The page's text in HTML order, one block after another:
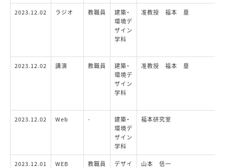
2023.12.02 ラジオ 教職員
建築・
環境デ
ザイン
学科
准教授 福本 塁
2023.12.02 講演 教職員
建築・
環境デ
ザイン
学科
准教授 福本 塁
2023.12.02 Web -
建築・
環境デ
ザイン
学科
福本研究室
2023.12.01 WEB 教職員
デザイ
山本 信一